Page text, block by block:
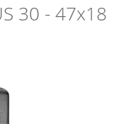
30 - 47x18